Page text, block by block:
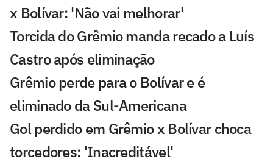
x Bolívar: 'Não vai melhorar'
Torcida do Grêmio manda recado a Luís
Castro após eliminação
Grêmio perde para o Bolívar e é
eliminado da Sul-Americana
Gol perdido em Grêmio x Bolívar choca
torcedores: 'Inacreditável'